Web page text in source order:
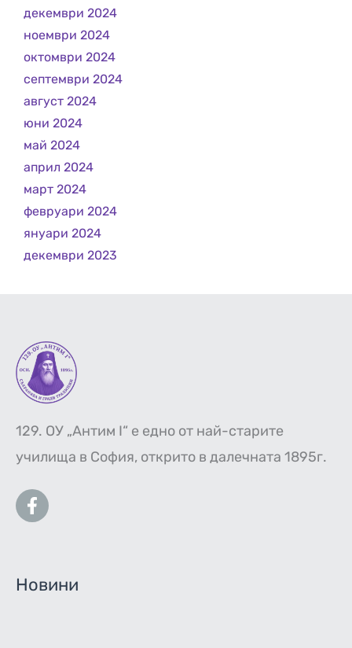
декември 2024
ноември 2024
октомври 2024
септември 2024
август 2024
юни 2024
май 2024
април 2024
март 2024
февруари 2024
януари 2024
декември 2023
129. ОУ „Антим I“ е едно от най-старите
училища в София, открито в далечната 1895г.
Новини